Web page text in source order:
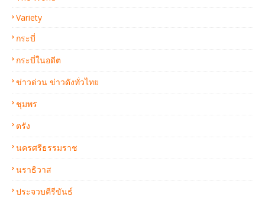
Variety
กระบี่
กระบี่ในอดีต
ข่าวด่วน ข่าวดังทั่วไทย
ชุมพร
ตรัง
นครศรีธรรมราช
นราธิวาส
ประจวบคีรีขันธ์